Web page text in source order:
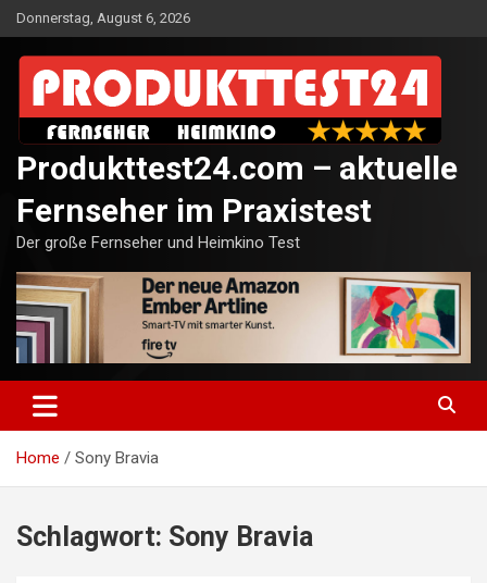
Skip
to
content
Donnerstag, August 6, 2026
Produkttest24.com – aktuelle
Fernseher im Praxistest
Der große Fernseher und Heimkino Test
Home Sony Bravia
Schlagwort: Sony Bravia